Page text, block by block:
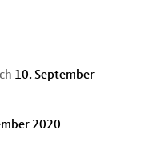
10. September
2020